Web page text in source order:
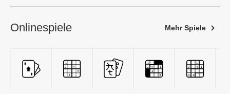
Onlinespiele Mehr Spiele